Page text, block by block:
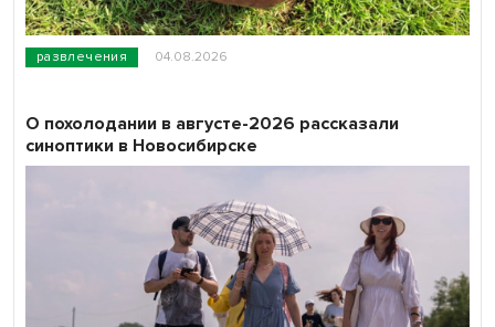
развлечения 04.08.2026
О похолодании в августе-2026 рассказали
синоптики в Новосибирске